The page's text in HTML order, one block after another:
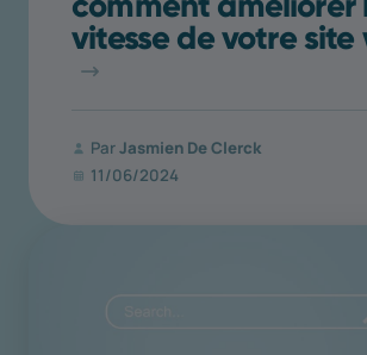
vitesse de votre site
ParJasmien De Clerck
11/06/2024